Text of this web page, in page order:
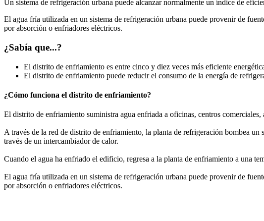
Un sistema de refrigeración urbana puede alcanzar normalmente un índice de
El agua fría utilizada en un sistema de refrigeración urbana puede provenir de
por absorción o enfriadores eléctricos.
¿Sabía que...?
El distrito de enfriamiento es entre cinco y diez veces más eficiente
El distrito de enfriamiento puede reducir el consumo de la energía de
¿Cómo funciona el distrito de enfriamiento?
El distrito de enfriamiento suministra agua enfriada a oficinas, centros
A través de la red de distrito de enfriamiento, la planta de refrigeración bombea
través de un intercambiador de calor.
Cuando el agua ha enfriado el edificio, regresa a la planta de enfriamiento a una
El agua fría utilizada en un sistema de refrigeración urbana puede provenir de
por absorción o enfriadores eléctricos.